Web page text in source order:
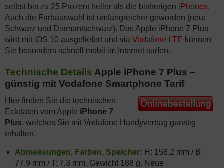
selbst bis zu 25 Prozent heller als die bisherigen iPhones.
Auch die Farbauswahl ist umfangreicher geworden (neu:
Schwarz und Diamantschwarz). Das Apple iPhone 7 Plus
wird mit iOS 10 ausgeliefert und via Vodafone LTE können
Sie besonders schnell mobil im Internet surfen.
Technische Details Apple iPhone 7 Plus –
günstig mit Vodafone Smartphone Tarif
Hier finden Sie die technischen
Eckdaten vom Apple iPhone 7
Plus, welches Sie mit Vodafone Handyvertrag günstig
erhalten.
Abmessungen, Farben, Speicher: H: 158,2 mm / B:
77,9 mm / T: 7,3 mm. Gewicht 188 g. Neue